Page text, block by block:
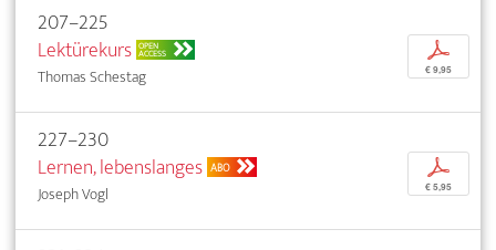
207–225
Lektürekurs OPEN
ACCESS
Thomas Schestag
p
€ 9,95
227–230
Lernen, lebenslanges ABO
Joseph Vogl
p
€ 5,95